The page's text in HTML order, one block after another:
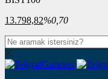
13.798,82%0,70